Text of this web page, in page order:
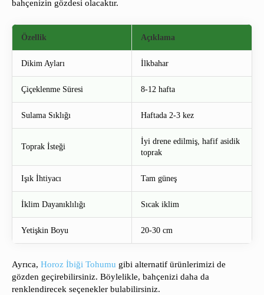
bahçenizin gözdesi olacaktır.
Özellik Açıklama
Dikim Ayları İlkbahar
Çiçeklenme Süresi 8-12 hafta
Sulama Sıklığı Haftada 2-3 kez
Toprak İsteği
İyi drene edilmiş, hafif asidik
toprak
Işık İhtiyacı Tam güneş
İklim Dayanıklılığı Sıcak iklim
Yetişkin Boyu 20-30 cm
Ayrıca, Horoz İbiği Tohumu gibi alternatif ürünlerimizi de
gözden geçirebilirsiniz. Böylelikle, bahçenizi daha da
renklendirecek seçenekler bulabilirsiniz.